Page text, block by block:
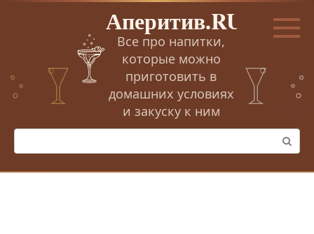
Перейти
Аперитив.RU
Все про напитки,
которые можно
приготовить в
домашних условиях
и закуску к ним
Поиск: